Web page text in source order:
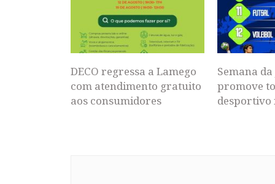
DECO regressa a Lamego
com atendimento gratuito
aos consumidores
Semana
promove